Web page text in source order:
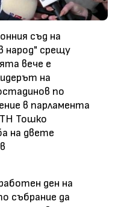
съд на
народ" срещу
вече е
на
по
в парламента
Тошко
на двете
ден на
събрание да